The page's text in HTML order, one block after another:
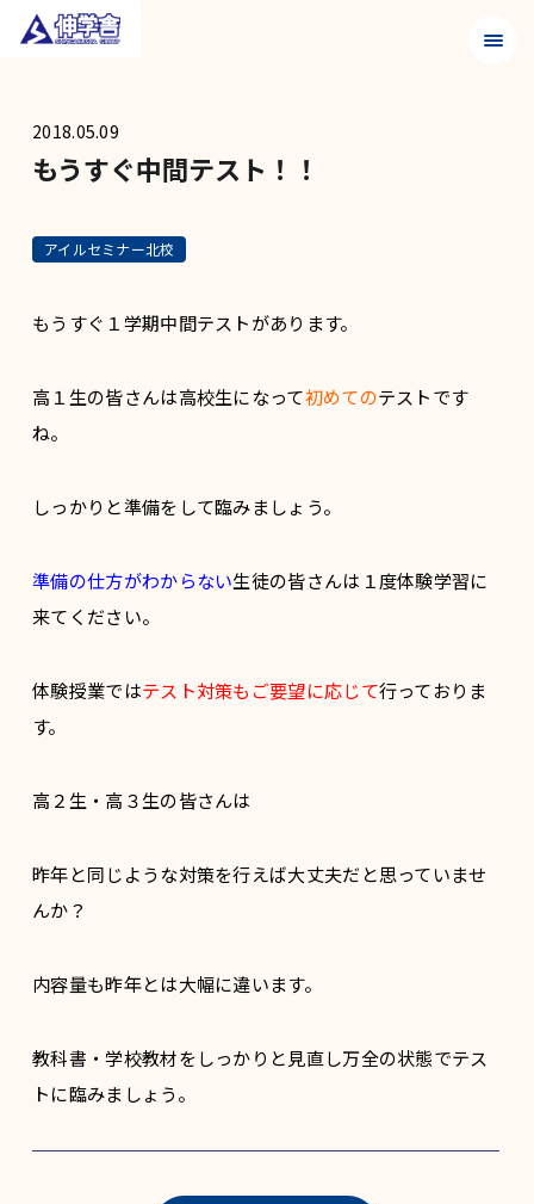
メニ
2018.05.09
もうすぐ中間テスト！！
アイルセミナー北校
もうすぐ１学期中間テストがあります。
高１生の皆さんは高校生になって初めてのテストです
ね。
しっかりと準備をして臨みましょう。
準備の仕方がわからない生徒の皆さんは１度体験学習に
来てください。
体験授業ではテスト対策もご要望に応じて行っておりま
す。
高２生・高３生の皆さんは
昨年と同じような対策を行えば大丈夫だと思っていませ
んか？
内容量も昨年とは大幅に違います。
教科書・学校教材をしっかりと見直し万全の状態でテス
トに臨みましょう。